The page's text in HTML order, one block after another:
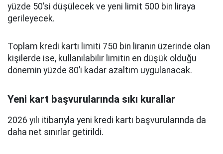
yüzde 50’si düşülecek ve yeni limit 500 bin liraya
gerileyecek.
Toplam kredi kartı limiti 750 bin liranın üzerinde olan
kişilerde ise, kullanılabilir limitin en düşük olduğu
dönemin yüzde 80’i kadar azaltım uygulanacak.
Yeni kart başvurularında sıkı kurallar
2026 yılı itibarıyla yeni kredi kartı başvurularında da
daha net sınırlar getirildi.